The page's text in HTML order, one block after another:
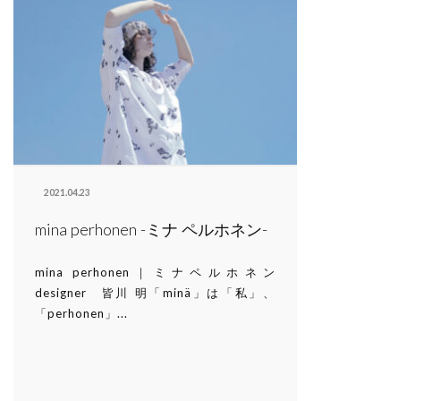
2021.04.23
mina perhonen -ミナ ペルホネン-
mina perhonen｜ミナペルホネン
designer 皆川 明「minä」は「私」、
「perhonen」...